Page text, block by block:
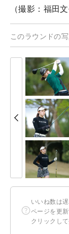
（撮影：福田文
このラウンドの
いいね数は
ページを更
クリックし